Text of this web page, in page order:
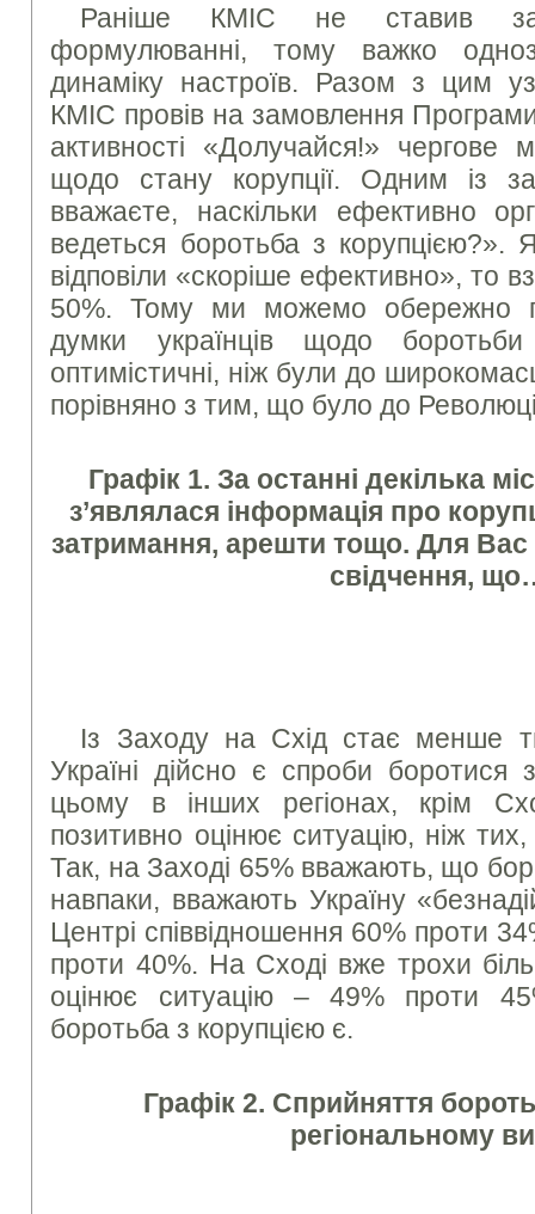
Раніше КМІС не ставив
формулюванні, тому важко
динаміку настроїв. Разом з цим
КМІС провів на замовлення
активності «Долучайся!» чергове
щодо стану корупції. Одним із
вважаєте, наскільки ефективно
ведеться боротьба з
відповіли «скоріше ефективно», то
50%. Тому ми можемо обережно
думки українців щодо
оптимістичні, ніж були до
порівняно з тим, що було до
Графік 1. За останні декілька
з’являлася інформація про
затримання, арешти тощо. Для Вас
свідчення,
Із Заходу на Схід стає менше
Україні дійсно є спроби боротися
цьому в інших регіонах, крім
позитивно оцінює ситуацію, ніж
Так, на Заході 65% вважають, що
навпаки, вважають Україну
Центрі співвідношення 60% проти
проти 40%. На Сході вже трохи
оцінює ситуацію – 49% проти
боротьба з корупцією є.
Графік 2. Сприйняття
регіональному